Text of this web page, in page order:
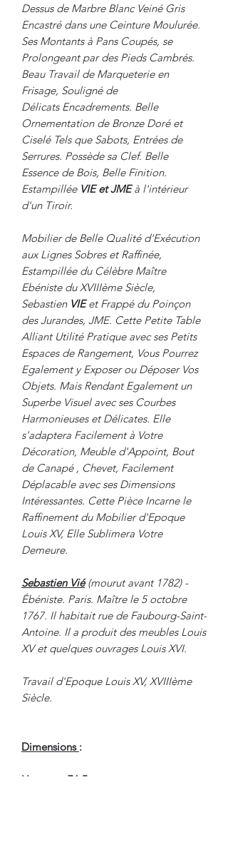
Dessus de Marbre Blanc Veiné Gris
Encastré dans une Ceinture Moulurée.
Ses Montants à Pans Coupés, se
Prolongeant par des Pieds Cambrés.
Beau Travail de Marqueterie en
Frisage, Souligné de
Délicats Encadrements. Belle
Ornementation de Bronze Doré et
Ciselé Tels que Sabots, Entrées de
Serrures. Possède sa Clef. Belle
Essence de Bois, Belle Finition.
Estampillée VIE et JMEà l'intérieur
d'un Tiroir.
Mobilier de Belle Qualité d'Exécution
aux Lignes Sobres et Raffinée,
Estampillée du Célèbre Maître
Ebéniste du XVIIIème Siècle,
Sebastien VIEet Frappé du Poinçon
des Jurandes, JME. Cette Petite Table
Alliant Utilité Pratique avec ses Petits
Espaces de Rangement, Vous Pourrez
Egalement y Exposer ou Déposer Vos
Objets. Mais Rendant Egalement un
Superbe Visuel avec ses Courbes
Harmonieuses et Délicates. Elle
s'adaptera Facilement à Votre
Décoration, Meuble d'Appoint, Bout
de Canapé , Chevet, Facilement
Déplacable avec ses Dimensions
Intéressantes. Cette Pièce Incarne le
Raffinement du Mobilier d'Epoque
Louis XV, Elle Sublimera Votre
Demeure.
Sebastien Vié(mourut avant 1782) -
Ébéniste. Paris. Maître le 5 octobre
1767. Il habitait rue de Faubourg-Saint-
Antoine. Il a produit des meubles Louis
XV et quelques ouvrages Louis XVI.
Travail d'Epoque Louis XV, XVIIIème
Siècle.
Dimensions :
Hauteur : 76.5 cm